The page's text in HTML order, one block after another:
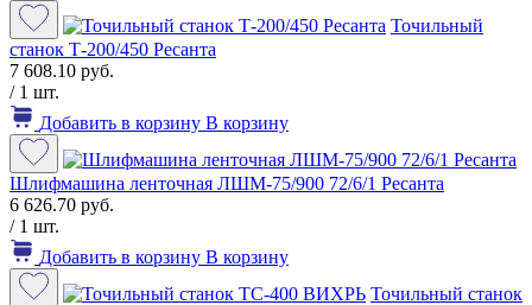
Точильный
станок Т-200/450 Ресанта
7 608.10 руб.
/ 1 шт.
Добавить в корзину В корзину
Шлифмашина ленточная ЛШМ-75/900 72/6/1 Ресанта
6 626.70 руб.
/ 1 шт.
Добавить в корзину В корзину
Точильный станок